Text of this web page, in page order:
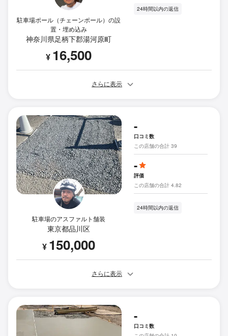
駐車場ポール（チェーンポール）の設
置・埋め込み
神奈川県足柄下郡湯河原町
¥ 16,500
24時間以内の返信
さらに表示
駐車場のアスファルト舗装
東京都品川区
¥ 150,000
-
口コミ数
この店舗の合計 39
-
評価
この店舗の合計 4.82
24時間以内の返信
さらに表示
-
口コミ数